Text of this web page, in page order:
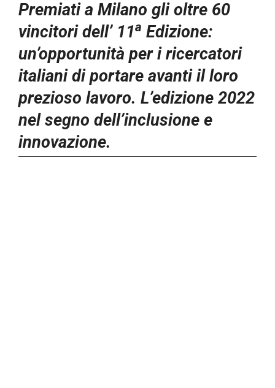
Premiati a Milano gli oltre 60
vincitori dell’ 11a Edizione:
un’opportunità per i ricercatori
italiani di portare avanti il loro
prezioso lavoro. L’edizione 2022
nel segno dell’inclusione e
innovazione.